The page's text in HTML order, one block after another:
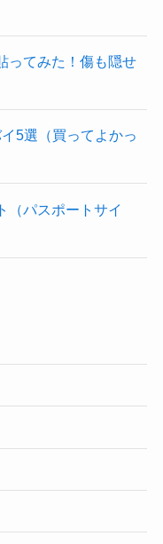
ってみた！傷も隠せ
5選（買ってよかっ
（パスポートサイ